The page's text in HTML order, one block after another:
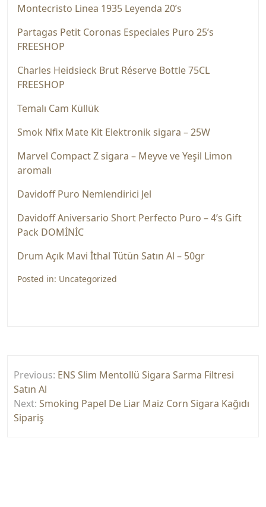
Montecristo Linea 1935 Leyenda 20’s
Partagas Petit Coronas Especiales Puro 25’s
FREESHOP
Charles Heidsieck Brut Réserve Bottle 75CL
FREESHOP
Temalı Cam Küllük
Smok Nfix Mate Kit Elektronik sigara – 25W
Marvel Compact Z sigara – Meyve ve Yeşil Limon
aromalı
Davidoff Puro Nemlendirici Jel
Davidoff Aniversario Short Perfecto Puro – 4’s Gift
Pack DOMİNİC
Drum Açık Mavi İthal Tütün Satın Al – 50gr
Posted in: Uncategorized
gezinmesi
Previous: ENS Slim Mentollü Sigara Sarma Filtresi
Satın Al
Next: Smoking Papel De Liar Maiz Corn Sigara Kağıdı
Sipariş